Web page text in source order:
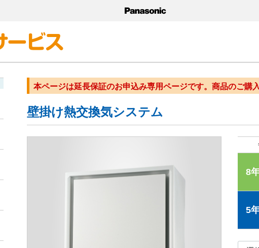
本ページは延長保証のお申込み専用ページです。商品のご購
壁掛け熱交換気システム
8
5